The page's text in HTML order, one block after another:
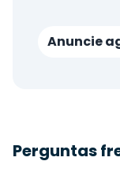
Anuncie
Perguntas